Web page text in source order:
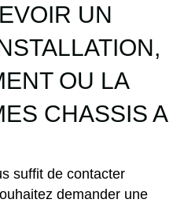
UN
OU LA
CHASSIS A
suffit de contacter
demander une